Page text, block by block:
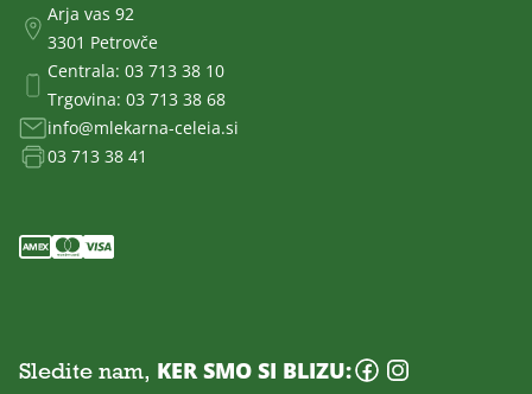
Arja vas 92
3301 Petrovče
Centrala: 03 713 38 10
Trgovina: 03 713 38 68
info@mlekarna-celeia.si
03 713 38 41
Sledite nam, KER SMO SI BLIZU: